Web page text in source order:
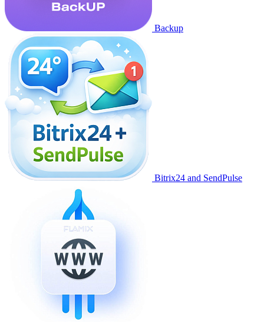
Backup
Bitrix24 and SendPulse